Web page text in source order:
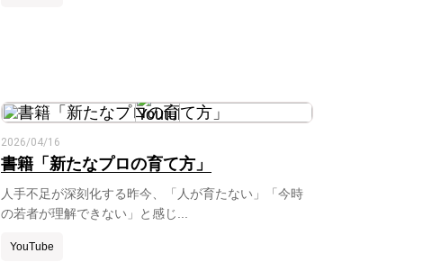
2026/04/16
書籍「新たなプロの育て方」
人手不足が深刻化する昨今、「人が育たない」「今時
の若者が理解できない」と感じ...
YouTube